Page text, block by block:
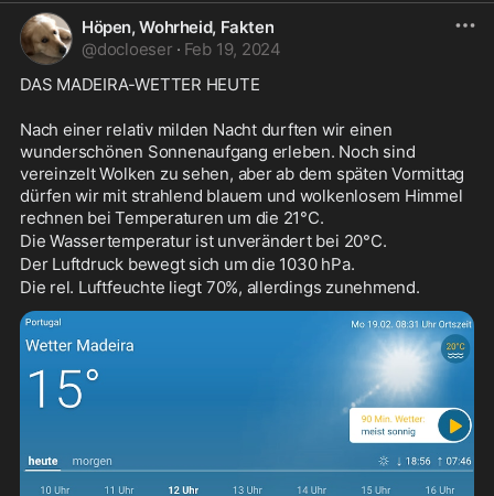
Höpen, Wohrheid, Fakten
@docloeser · Feb 19, 2024
DAS MADEIRA-WETTER HEUTE
Nach einer relativ milden Nacht durften wir einen
wunderschönen Sonnenaufgang erleben. Noch sind
vereinzelt Wolken zu sehen, aber ab dem späten Vormittag
dürfen wir mit strahlend blauem und wolkenlosem Himmel
rechnen bei Temperaturen um die 21°C.
Die Wassertemperatur ist unverändert bei 20°C.
Der Luftdruck bewegt sich um die 1030 hPa.
Die rel. Luftfeuchte liegt 70%, allerdings zunehmend.